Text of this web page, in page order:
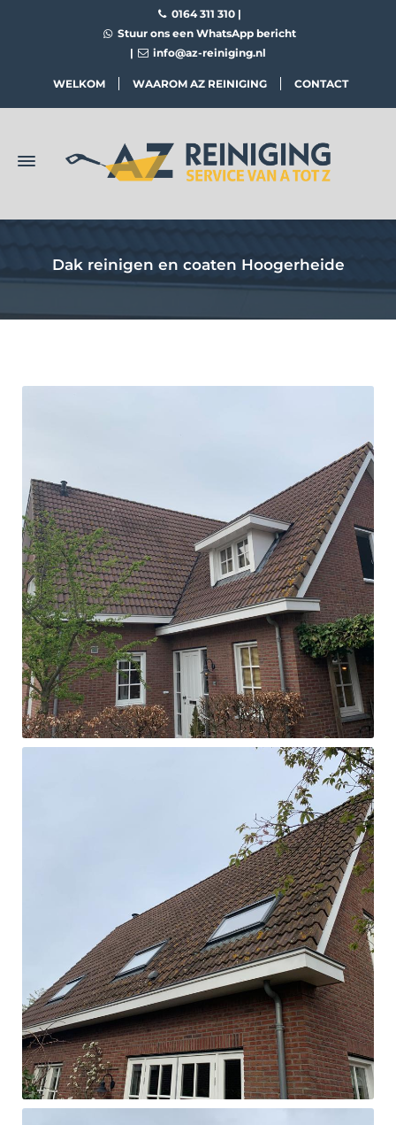
0164 311 310 |
Stuur ons een WhatsApp bericht
|
info@az-reiniging.nl
WELKOM WAAROM AZ REINIGING CONTACT
Dak reinigen en coaten Hoogerheide